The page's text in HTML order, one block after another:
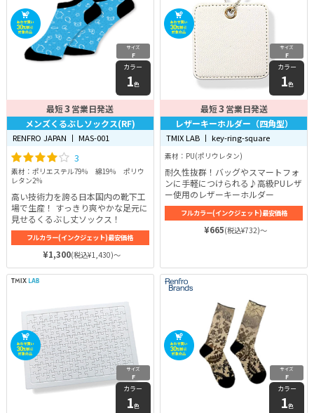
サイズ
F
カラー
1色
最短3 営業日発送
メンズくるぶしソックス(RF)
RENFRO JAPAN 丨 MAS-001
3
素材：ポリエステル79％ 綿19％ ポリウ
レタン2％
高い技術力を誇る日本国内の靴下工
場で生産！ すっきり爽やかな足元に
見せるくるぶし丈ソックス！
フルカラー(インクジェット)最安価格
¥1,300(税込¥1,430)～
サイズ
F
カラー
1色
最短3 営業日発送
レザーキーホルダー（四角型）
TMIX LAB 丨 key-ring-square
素材：PU(ポリウレタン)
耐久性抜群！バッグやスマートフォ
ンに手軽につけられる♪高級PUレザ
ー使用のレザーキーホルダー
フルカラー(インクジェット)最安価格
¥665(税込¥732)～
サイズ
F
カラー
1色
サイズ
F
カラー
1色